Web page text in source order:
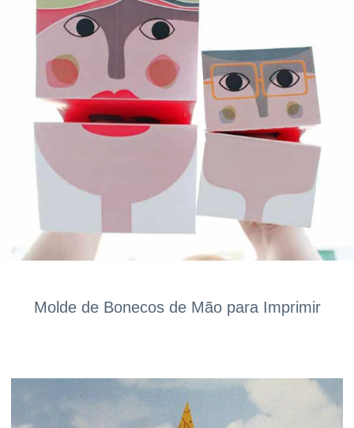
Molde de Bonecos de Mão para Imprimir